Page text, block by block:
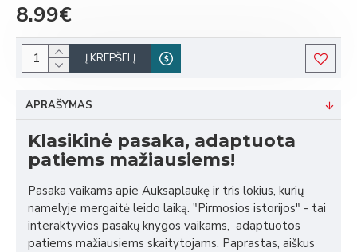
8.99€
Į KREPŠELĮ
APRAŠYMAS
Klasikinė pasaka, adaptuota
patiems mažiausiems!
Pasaka vaikams apie Auksaplaukę ir tris lokius, kurių
namelyje mergaitė leido laiką. "Pirmosios istorijos" - tai
interaktyvios pasakų knygos vaikams, adaptuotos
patiems mažiausiems skaitytojams. Paprastas, aiškus